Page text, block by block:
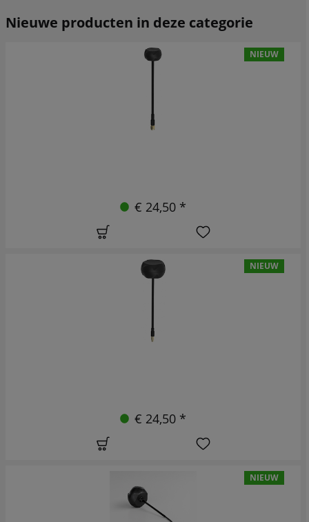
Nieuwe producten in deze categorie
NIEUW
€ 24,50 *
NIEUW
€ 24,50 *
NIEUW